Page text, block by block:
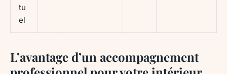
tu
el
L’avantage d’un accompagnement